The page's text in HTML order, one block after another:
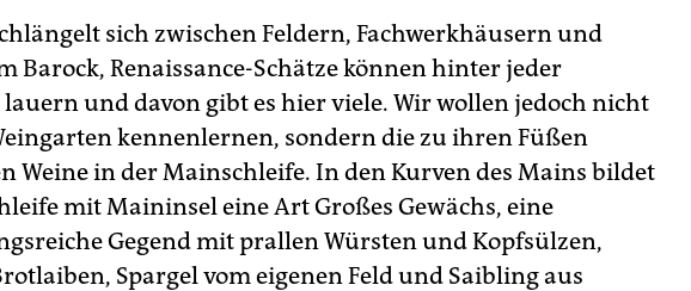
die Trauben ernten. Michael und Eva Fröhlich planen,
Hof vom 23. bis 25. August 2019 zu öffnen, die Bierbänke
und die großen Töpfe rauszuholen. Eva Fröhlich und
kochen selbst.
großen Weingüter in Würzburg bieten von März bis November
Kellerführungen und Weinproben an. Im November
Juliusspital, Bürgerspital, Staatlicher Hofkeller zur Nacht der
Weinkeller. Auch die Fränkische Stube mit Kachelofen und
an der Wand gibt es noch. Die Töchter und Söhne der
rustikal-Generation übernehmen die Gasthöfe und
sich zwischen Feldern, Fachwerkhäusern und
Barock, Renaissance-Schätze können hinter jeder
und davon gibt es hier viele. Wir wollen jedoch nicht
kennenlernen, sondern die zu ihren Füßen
Weine in der Mainschleife. In den Kurven des Mains bildet
mit Maininsel eine Art Großes Gewächs, eine
Gegend mit prallen Würsten und Kopfsülzen,
Spargel vom eigenen Feld und Saibling aus